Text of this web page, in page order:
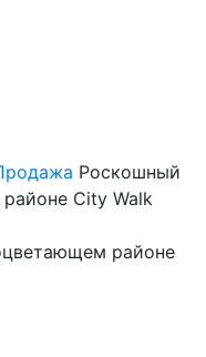
Роскошный
City Walk
районе